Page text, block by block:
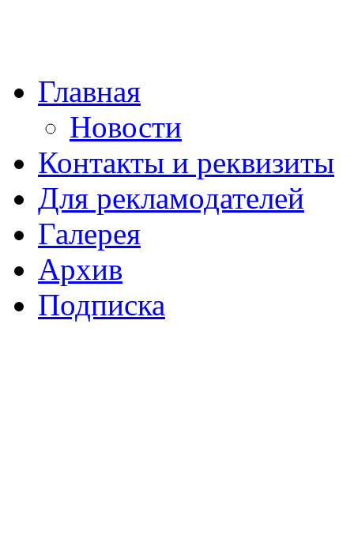
Главная
Новости
Контакты и реквизиты
Для рекламодателей
Галерея
Архив
Подписка